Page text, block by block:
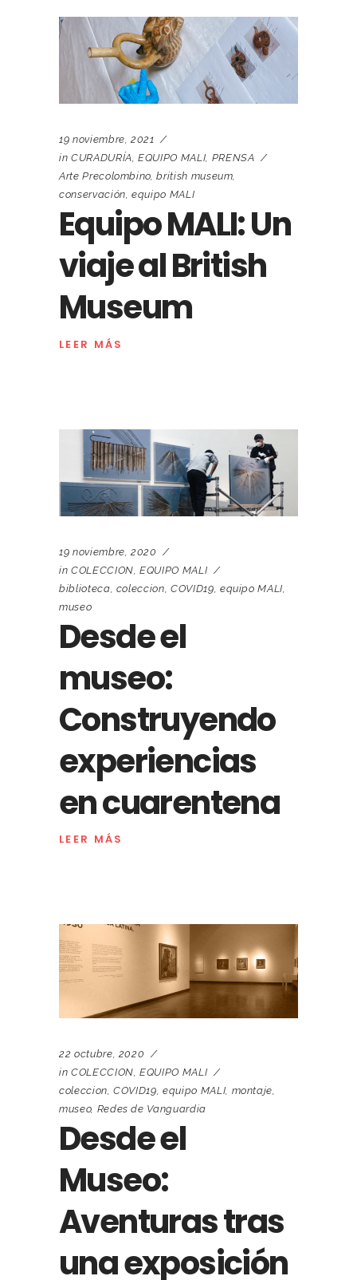
19 noviembre, 2021
in CURADURÍA,EQUIPO MALI, PRENSA
Arte Precolombino,british museum,
conservación,equipo MALI
Equipo MALI: Un
viaje al British
Museum
LEER MÁS
19 noviembre, 2020
in COLECCION ,EQUIPO MALI
biblioteca coleccion COVID19 equipo MALI
museo
Desde el
museo:
Construyendo
experiencias
en cuarentena
LEER MÁS
22 octubre, 2020
in COLECCION ,EQUIPO MALI
coleccion ,COVID19 ,equipo MALI montaje
museo, Redes de Vanguardia
Desde el
Museo:
Aventuras tras
una exposición